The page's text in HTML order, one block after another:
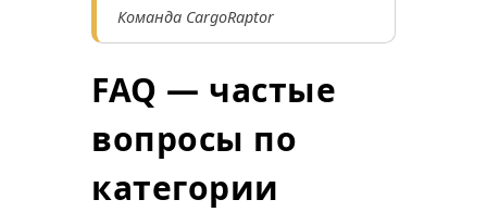
Команда CargoRaptor
FAQ — частые
вопросы по
категории